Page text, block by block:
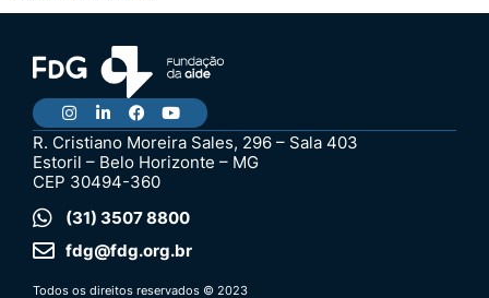
R. Cristiano Moreira Sales, 296 – Sala 403
Estoril – Belo Horizonte – MG
CEP 30494-360
(31) 3507 8800
fdg@fdg.org.br
Todos os direitos reservados © 2023